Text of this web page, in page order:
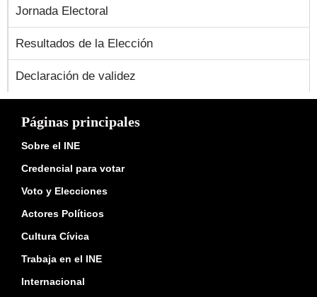
Jornada Electoral
Resultados de la Elección
Declaración de validez
Páginas principales
Sobre el INE
Credencial para votar
Voto y Elecciones
Actores Políticos
Cultura Cívica
Trabaja en el INE
Internacional